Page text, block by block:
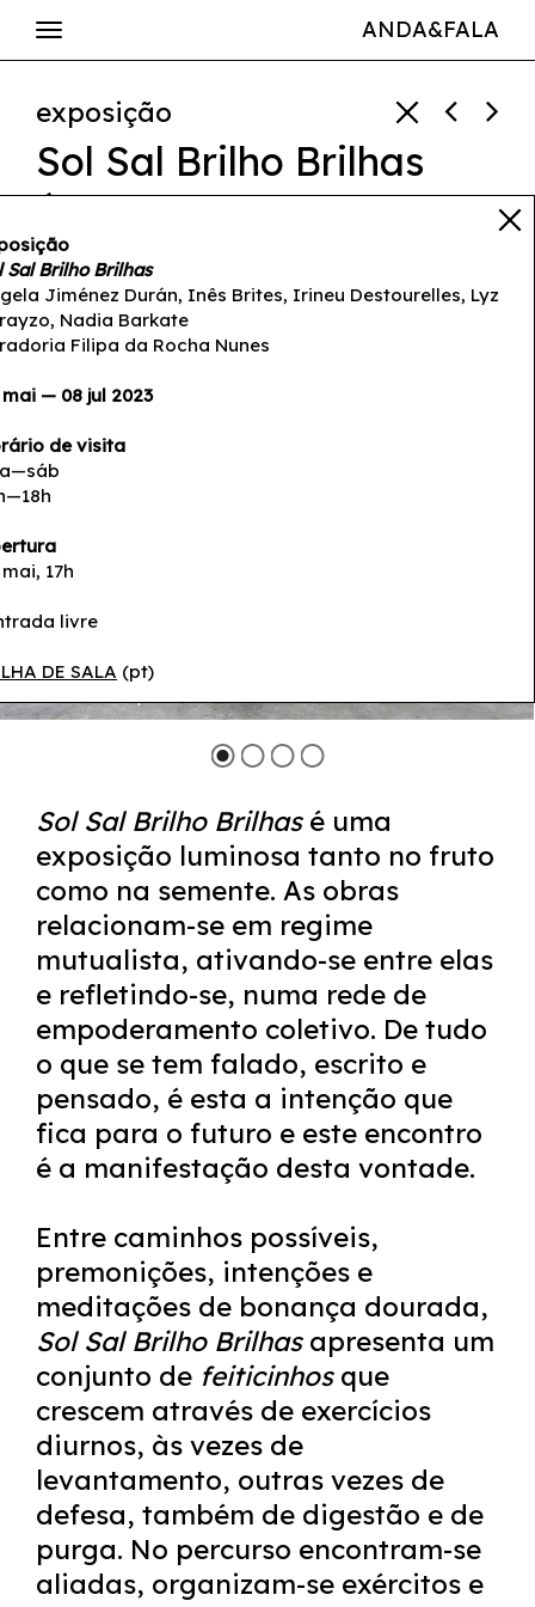
ANDA&FALA
exposição
Sol Sal Brilho Brilhas
Brites
Lyz Parayzo,Nadia Barkate
06 mai — 08 jul 2023
Sol Sal Brilho Brilhasé uma
exposição luminosa tanto no fruto
como na semente. As obras
relacionam-se em regime
mutualista, ativando-se entre elas
e refletindo-se, numa rede de
empoderamento coletivo. De tudo
o que se tem falado, escrito e
pensado, é esta a intenção que
fica para o futuro e este encontro
é a manifestação desta vontade.
Entre caminhos possíveis,
premonições, intenções e
meditações de bonança dourada,
Sol Sal Brilho Brilhasapresenta um
conjunto de feiticinhosque
crescem através de exercícios
diurnos, às vezes de
levantamento, outras vezes de
defesa, também de digestão e de
purga. No percurso encontram-se
aliadas, organizam-se exércitos e
Sal Brilho Brilhas
Jiménez Durán, Inês Brites, Irineu Destourelles, Lyz
Nadia Barkate
Filipa da Rocha Nunes
— 08 jul 2023
de visita
17h
livre
DE SALA (pt)